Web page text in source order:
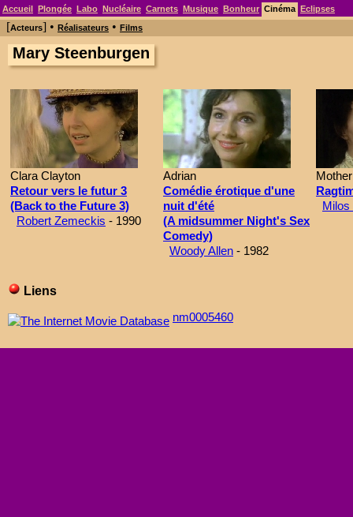
Accueil Plongée Labo Nucléaire Carnets Musique Bonheur Cinéma Eclipses
[Acteurs] • Réalisateurs • Films
Mary Steenburgen
Clara Clayton
Retour vers le futur 3
(Back to the Future 3)
Robert Zemeckis - 1990
Adrian
Comédie érotique d'une
nuit d'été
(A midsummer Night's Sex
Comedy)
Woody Allen - 1982
Mother
Milos
Liens
nm0005460